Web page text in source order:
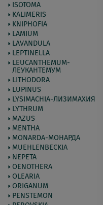
ISOTOMA
KALIMERIS
KNIPHOFIA
LAMIUM
LAVANDULA
LEPTINELLA
LEUCANTHEMUM-
ЛЕУКАНТЕМУМ
LITHODORA
LUPINUS
LYSIMACHIA-ЛИЗИМАХИЯ
LYTHRUM
MAZUS
MENTHA
MONARDA-МОНАРДА
MUEHLENBECKIA
NEPETA
OENOTHERA
OLEARIA
ORIGANUM
PENSTEMON